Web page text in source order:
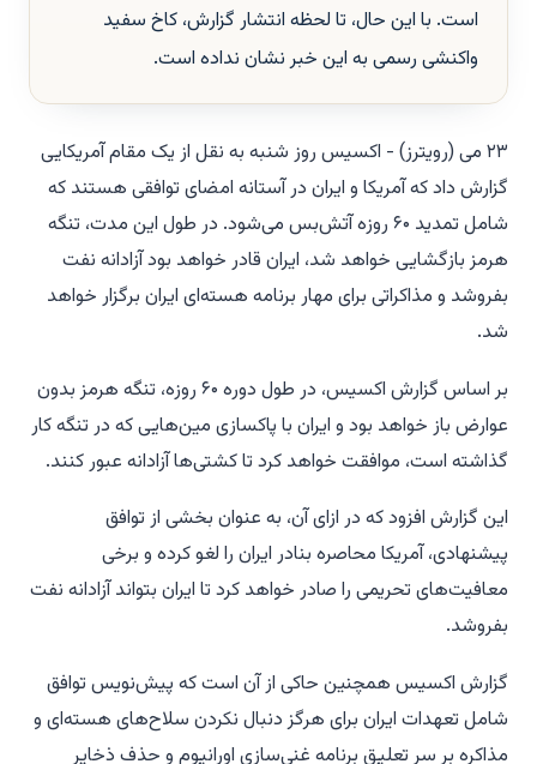
است. با این حال، تا لحظه انتشار گزارش، کاخ سفید
واکنشی رسمی به این خبر نشان نداده است.
۲۳ می (رویترز) - اکسیس روز شنبه به نقل از یک مقام آمریکایی
گزارش داد که آمریکا و ایران در آستانه امضای توافقی هستند که
شامل تمدید ۶۰ روزه آتش‌بس می‌شود. در طول این مدت، تنگه
هرمز بازگشایی خواهد شد، ایران قادر خواهد بود آزادانه نفت
بفروشد و مذاکراتی برای مهار برنامه هسته‌ای ایران برگزار خواهد
شد.
بر اساس گزارش اکسیس، در طول دوره ۶۰ روزه، تنگه هرمز بدون
عوارض باز خواهد بود و ایران با پاکسازی مین‌هایی که در تنگه کار
گذاشته است، موافقت خواهد کرد تا کشتی‌ها آزادانه عبور کنند.
این گزارش افزود که در ازای آن، به عنوان بخشی از توافق
پیشنهادی، آمریکا محاصره بنادر ایران را لغو کرده و برخی
معافیت‌های تحریمی را صادر خواهد کرد تا ایران بتواند آزادانه نفت
بفروشد.
گزارش اکسیس همچنین حاکی از آن است که پیش‌نویس توافق
شامل تعهدات ایران برای هرگز دنبال نکردن سلاح‌های هسته‌ای و
مذاکره بر سر تعلیق برنامه غنی‌سازی اورانیوم و حذف ذخایر